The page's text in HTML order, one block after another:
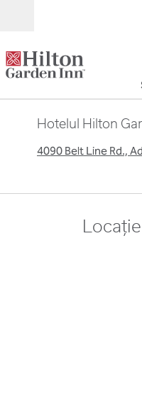
Hotelul Hilton
4090 Belt Line Rd.,